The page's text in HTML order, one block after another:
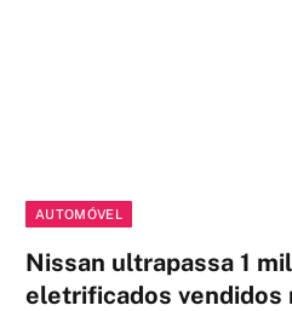
AUTOMÓVEL
Nissan ultrapassa 1
eletrificados vendidos